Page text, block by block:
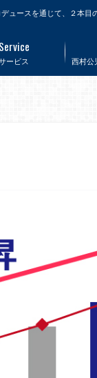
ュースを通じて、２本
ービス
Service
西村公